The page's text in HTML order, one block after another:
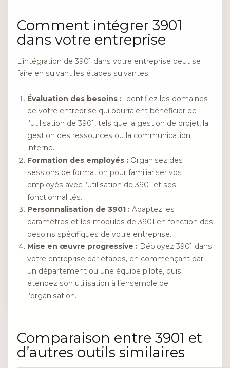
Comment intégrer 3901
dans votre entreprise
L’intégration de 3901 dans votre entreprise peut se
faire en suivant les étapes suivantes :
Évaluation des besoins : Identifiez les domaines
de votre entreprise qui pourraient bénéficier de
l’utilisation de 3901, tels que la gestion de projet, la
gestion des ressources ou la communication
interne.
Formation des employés : Organisez des
sessions de formation pour familiariser vos
employés avec l’utilisation de 3901 et ses
fonctionnalités.
Personnalisation de 3901 : Adaptez les
paramètres et les modules de 3901 en fonction des
besoins spécifiques de votre entreprise.
Mise en œuvre progressive : Déployez 3901 dans
votre entreprise par étapes, en commençant par
un département ou une équipe pilote, puis
étendez son utilisation à l’ensemble de
l’organisation.
Comparaison entre 3901 et
d’autres outils similaires